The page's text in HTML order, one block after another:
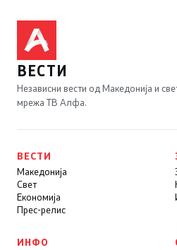
ВЕСТИ
Независни вести од Македонија и
мрежа ТВ Алфа.
ВЕСТИ
Македонија
Свет
Економија
Прес-релис
ИНФО